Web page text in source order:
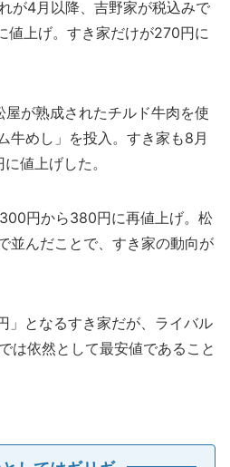
が4月以降、吉野家が税込みで
上げ。すき家だけが270円に
が熟成されたチルド牛肉を使
牛めし」を投入。すき家も8月
値上げした。
円から380円に再値上げ。松
並んだことで、すき家の動向が
となるすき家だが、ライバル
は依然として最安値であること